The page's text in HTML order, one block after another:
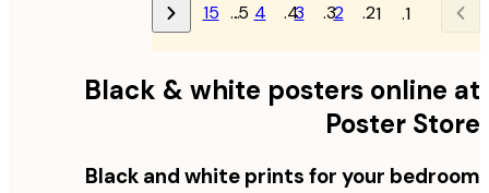
1
2
3
4
15
Black & white posters
Poster
Black and white prints for your